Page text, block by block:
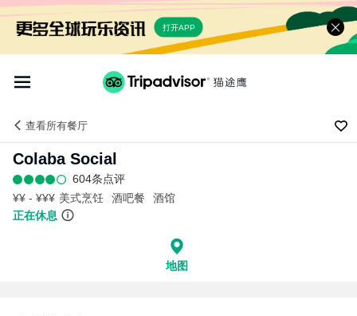
打开APP
查看所有餐厅
Colaba Social
604条点评
¥¥ - ¥¥¥ 美式烹饪 酒吧餐
酒馆
正在休息
地图